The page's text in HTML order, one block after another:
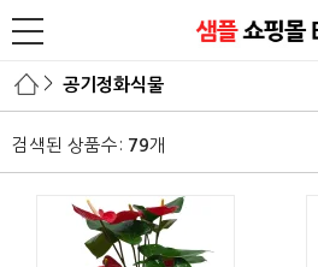
> 공기정화식물
검색된 상품수: 79개